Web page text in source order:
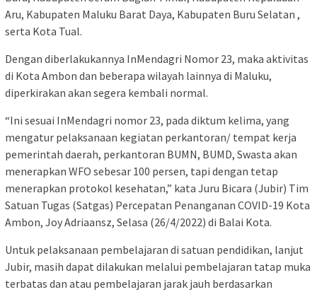
Aru, Kabupaten Maluku Barat Daya, Kabupaten Buru Selatan ,
serta Kota Tual.
Dengan diberlakukannya InMendagri Nomor 23, maka aktivitas
di Kota Ambon dan beberapa wilayah lainnya di Maluku,
diperkirakan akan segera kembali normal.
“Ini sesuai InMendagri nomor 23, pada diktum kelima, yang
mengatur pelaksanaan kegiatan perkantoran/ tempat kerja
pemerintah daerah, perkantoran BUMN, BUMD, Swasta akan
menerapkan WFO sebesar 100 persen, tapi dengan tetap
menerapkan protokol kesehatan,” kata Juru Bicara (Jubir) Tim
Satuan Tugas (Satgas) Percepatan Penanganan COVID-19 Kota
Ambon, Joy Adriaansz, Selasa (26/4/2022) di Balai Kota.
Untuk pelaksanaan pembelajaran di satuan pendidikan, lanjut
Jubir, masih dapat dilakukan melalui pembelajaran tatap muka
terbatas dan atau pembelajaran jarak jauh berdasarkan